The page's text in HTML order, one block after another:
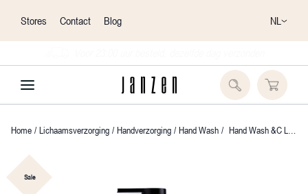
Stores Contact Blog NL
Home / Lichaamsverzorging / Handverzorging / Hand Wash / Hand Wash &C Lavender Rose & Relax
Sale